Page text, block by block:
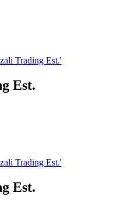
Trading Est.'
Est.
Trading Est.'
Est.